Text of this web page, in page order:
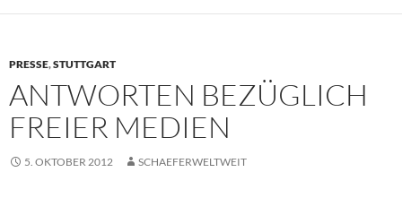
PRESSE,STUTTGART
ANTWORTEN BEZÜGLICH
FREIER MEDIEN
5. OKTOBER 2012 SCHAEFERWELTWEIT